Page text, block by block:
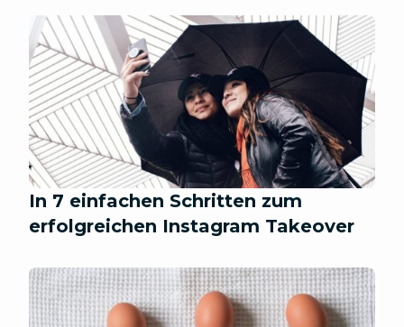
In 7 einfachen Schritten zum
erfolgreichen Instagram Takeover